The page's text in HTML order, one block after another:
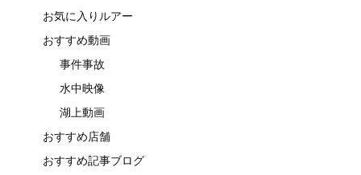
お気に入りルアー
おすすめ動画
事件事故
水中映像
湖上動画
おすすめ店舗
おすすめ記事ブログ